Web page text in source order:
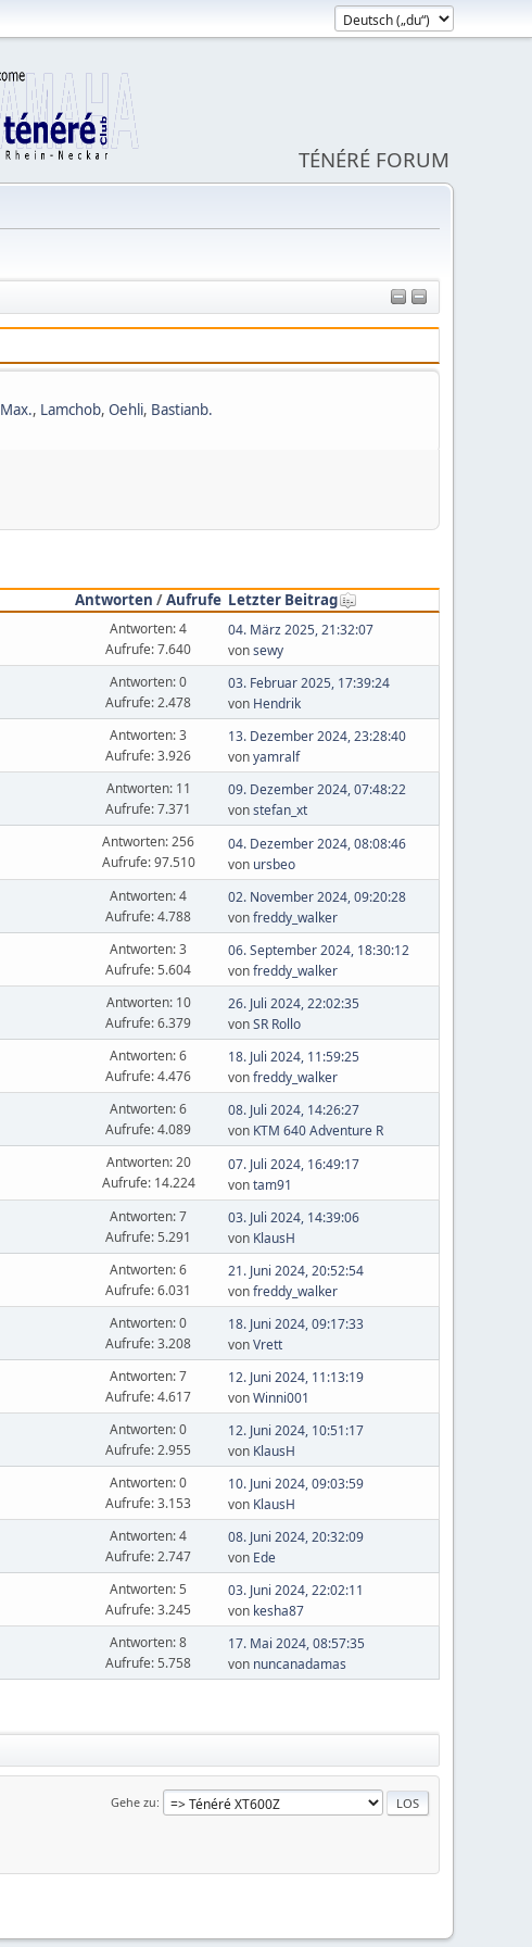
TÉNÉRÉ FORUM
Max., Lamchob, Oehli, Bastianb.
Antworten /Aufrufe Letzter Beitrag
Antworten: 4
Aufrufe: 7.640
04. März 2025, 21:32:07
vonsewy
Antworten: 0
Aufrufe: 2.478
03. Februar 2025, 17:39:24
von Hendrik
Antworten: 3
Aufrufe: 3.926
13. Dezember 2024, 23:28:40
vonyamralf
Antworten: 11
Aufrufe: 7.371
09. Dezember 2024, 07:48:22
vonstefan_xt
Antworten: 256
Aufrufe: 97.510
04. Dezember 2024, 08:08:46
von ursbeo
Antworten: 4
Aufrufe: 4.788
02. November 2024, 09:20:28
vonfreddy_walker
Antworten: 3
Aufrufe: 5.604
06. September 2024, 18:30:12
vonfreddy_walker
Antworten: 10
Aufrufe: 6.379
26. Juli 2024, 22:02:35
vonSR Rollo
Antworten: 6
Aufrufe: 4.476
18. Juli 2024, 11:59:25
vonfreddy_walker
Antworten: 6
Aufrufe: 4.089
08. Juli 2024, 14:26:27
von KTM 640 Adventure R
Antworten: 20
Aufrufe: 14.224
07. Juli 2024, 16:49:17
vontam91
Antworten: 7
Aufrufe: 5.291
03. Juli 2024, 14:39:06
von KlausH
Antworten: 6
Aufrufe: 6.031
21. Juni 2024, 20:52:54
vonfreddy_walker
Antworten: 0
Aufrufe: 3.208
18. Juni 2024, 09:17:33
vonVrett
Antworten: 7
Aufrufe: 4.617
12. Juni 2024, 11:13:19
vonWinni001
Antworten: 0
Aufrufe: 2.955
12. Juni 2024, 10:51:17
von KlausH
Antworten: 0
Aufrufe: 3.153
10. Juni 2024, 09:03:59
von KlausH
Antworten: 4
Aufrufe: 2.747
08. Juni 2024, 20:32:09
von Ede
Antworten: 5
Aufrufe: 3.245
03. Juni 2024, 22:02:11
von kesha87
Antworten: 8
Aufrufe: 5.758
17. Mai 2024, 08:57:35
von nuncanadamas
Gehe zu